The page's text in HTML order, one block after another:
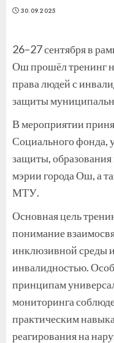
30.09.2025
26–27 сентября в
Ош прошёл тренинг
права людей с
защиты
В мероприятии
Социального фонда,
защиты,
мэрии города Ош, а
МТУ.
Основная цель
понимание
инклюзивной среды
инвалидностью.
принципам
мониторинга
практическим
реагирования на